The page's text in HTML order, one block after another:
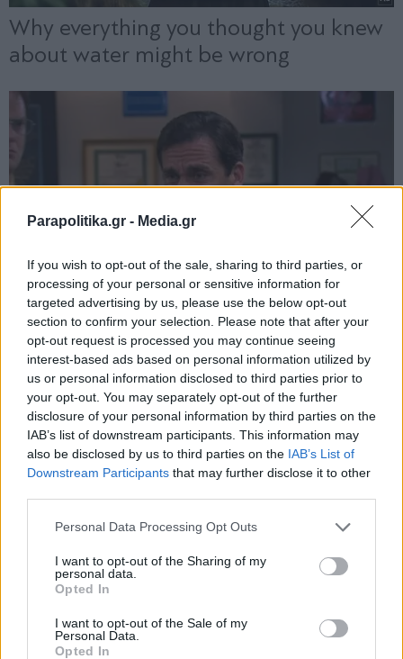
Parapolitika.gr - Media.gr
If you wish to opt-out of the sale, sharing to third parties, or
processing of your personal or sensitive information for
targeted advertising by us, please use the below opt-out
section to confirm your selection. Please note that after your
opt-out request is processed you may continue seeing
interest-based ads based on personal information utilized by
us or personal information disclosed to third parties prior to
your opt-out. You may separately opt-out of the further
disclosure of your personal information by third parties on the
IAB’s list of downstream participants. This information may
also be disclosed by us to third parties on the IAB’s List of
Downstream Participants that may further disclose it to other
Personal Data Processing Opt Outs
I want to opt-out of the Sharing of my
personal data.
Opted In
I want to opt-out of the Sale of my
Personal Data.
Opted In
Εγγραφή στο newsletter
Αποδέχομαι τους
και την πολιτική απορρήτου